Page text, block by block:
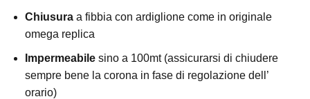
Chiusuraa fibbia con ardiglione come in originale
omega replica
Impermeabilesino a 100mt (assicurarsi di chiudere
sempre bene la corona in fase di regolazione dell’
orario)